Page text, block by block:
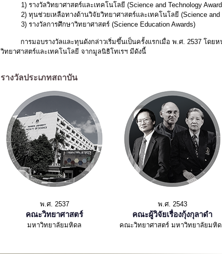
1) รางวัลวิทยาศาสตร์และเทคโนโลยี (Science and Technology
2) ทุนช่วยเหลือทางด้านวิจัยวิทยาศาสตร์และเทคโนโลยี (Science and
3) รางวัลการศึกษาวิทยาศาสตร์ (Science Education Awards)
การมอบรางวัลและทุนดังกล่าวเริ่มขึ้นเป็นครั้งแรกเมื่อ พ.ศ. 2537 โด
วิทยาศาสตร์และเทคโนโลยี จากมูลนิธิโทเรฯ มีดังนี้
รางวัลประเภทสถาบัน
พ.ศ. 2537
คณะวิทยาศาสตร์
มหาวิทยาลัยมหิดล
พ.ศ. 2543
คณะผู้วิจัยเรื่องกุ้งกุลาดำ
คณะวิทยาศาสตร์ มหาวิทยาลัยมหิ